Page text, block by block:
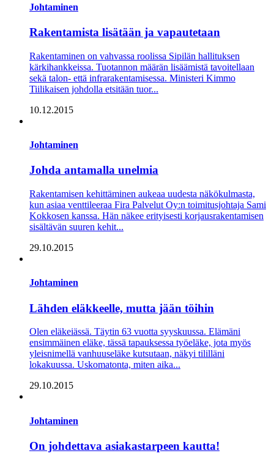
Johtaminen
Rakentamista lisätään ja vapautetaan
Rakentaminen on vahvassa roolissa Sipilän hallituksen
kärkihankkeissa. Tuotannon määrän lisäämistä tavoitellaan
sekä talon- että infrarakentamisessa. Ministeri Kimmo
Tiilikaisen johdolla etsitään tuor...
10.12.2015
Johtaminen
Johda antamalla unelmia
Rakentamisen kehittäminen aukeaa uudesta näkökulmasta,
kun asiaa venttileeraa Fira Palvelut Oy:n toimitusjohtaja Sami
Kokkosen kanssa. Hän näkee erityisesti korjausrakentamisen
sisältävän suuren kehit...
29.10.2015
Johtaminen
Lähden eläkkeelle, mutta jään töihin
Olen eläkeiässä. Täytin 63 vuotta syyskuussa. Elämäni
ensimmäinen eläke, tässä tapauksessa työeläke, jota myös
yleisnimellä vanhuuseläke kutsutaan, näkyi tililläni
lokakuussa. Uskomatonta, miten aika...
29.10.2015
Johtaminen
On johdettava asiakastarpeen kautta!